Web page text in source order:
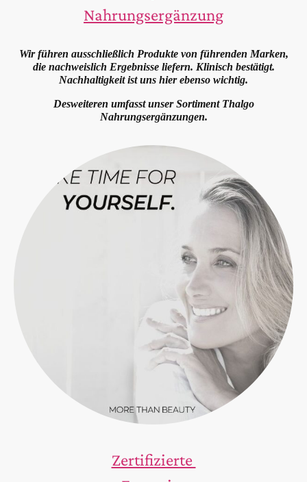
Nahrungsergänzung
Wir führen ausschließlich Produkte von führenden Marken,
die nachweislich Ergebnisse liefern. Klinisch bestätigt.
Nachhaltigkeit ist uns hier ebenso wichtig.
Desweiteren umfasst unser Sortiment Thalgo
Nahrungsergänzungen.
Zertifizierte